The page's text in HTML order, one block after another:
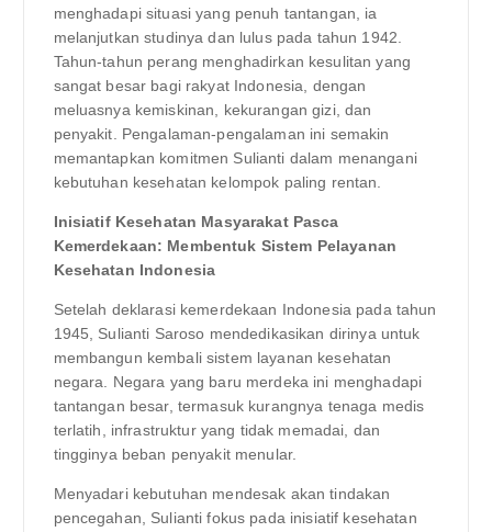
menghadapi situasi yang penuh tantangan, ia
melanjutkan studinya dan lulus pada tahun 1942.
Tahun-tahun perang menghadirkan kesulitan yang
sangat besar bagi rakyat Indonesia, dengan
meluasnya kemiskinan, kekurangan gizi, dan
penyakit. Pengalaman-pengalaman ini semakin
memantapkan komitmen Sulianti dalam menangani
kebutuhan kesehatan kelompok paling rentan.
Inisiatif Kesehatan Masyarakat Pasca
Kemerdekaan: Membentuk Sistem Pelayanan
Kesehatan Indonesia
Setelah deklarasi kemerdekaan Indonesia pada tahun
1945, Sulianti Saroso mendedikasikan dirinya untuk
membangun kembali sistem layanan kesehatan
negara. Negara yang baru merdeka ini menghadapi
tantangan besar, termasuk kurangnya tenaga medis
terlatih, infrastruktur yang tidak memadai, dan
tingginya beban penyakit menular.
Menyadari kebutuhan mendesak akan tindakan
pencegahan, Sulianti fokus pada inisiatif kesehatan